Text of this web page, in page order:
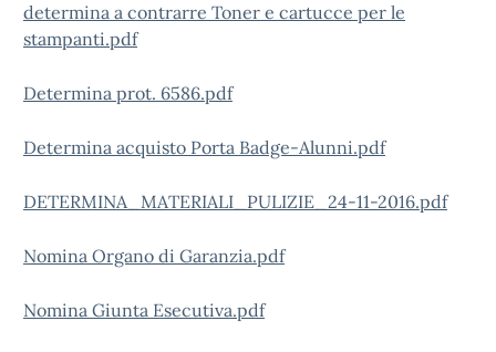
determina a contrarre Toner e cartucce per le
stampanti.pdf
Determina prot. 6586.pdf
Determina acquisto Porta Badge-Alunni.pdf
DETERMINA_MATERIALI_PULIZIE_24-11-2016.pdf
Nomina Organo di Garanzia.pdf
Nomina Giunta Esecutiva.pdf